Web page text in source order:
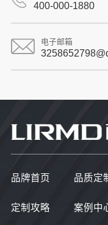
400-000-1880
电子邮箱
品牌首页 品质定
定制攻略 案例中